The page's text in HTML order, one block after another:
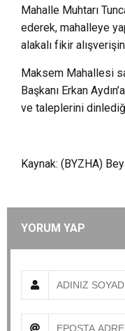
Mahalle Muhtarı
ederek, mahalleye
alakalı fikir
Maksem Mahallesi
Başkanı Erkan
ve taleplerini
Kaynak: (BYZHA)
YORUM YAP